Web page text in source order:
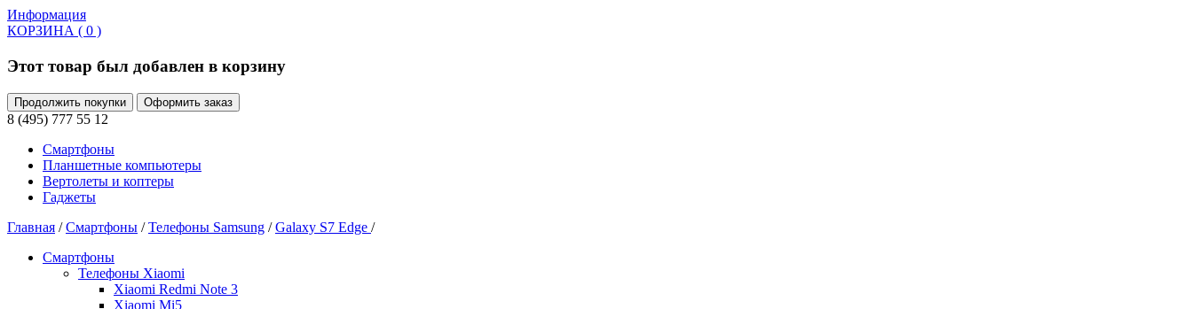
Информация
КОРЗИНА ( 0 )
Этот товар был добавлен в корзину
Продолжить покупки Оформить заказ
8 (495) 777 55 12
Смартфоны
Планшетные компьютеры
Вертолеты и коптеры
Гаджеты
Главная /Смартфоны /Телефоны Samsung /Galaxy S7 Edge /
Смартфоны
Телефоны Xiaomi
Xiaomi Redmi Note 3
Xiaomi Mi5